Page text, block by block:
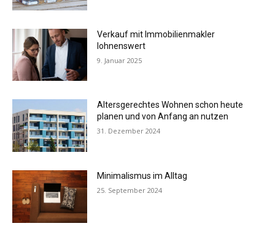
Verkauf mit Immobilienmakler
lohnenswert
9. Januar 2025
Altersgerechtes Wohnen schon heute
planen und von Anfang an nutzen
31. Dezember 2024
Minimalismus im Alltag
25. September 2024